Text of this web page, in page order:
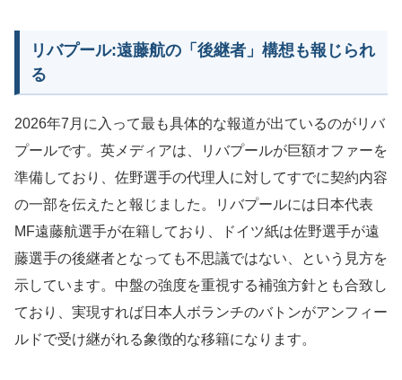
リバプール:遠藤航の「後継者」構想も報じられ
る
2026年7月に入って最も具体的な報道が出ているのがリバ
プールです。英メディアは、リバプールが巨額オファーを
準備しており、佐野選手の代理人に対してすでに契約内容
の一部を伝えたと報じました。リバプールには日本代表
MF遠藤航選手が在籍しており、ドイツ紙は佐野選手が遠
藤選手の後継者となっても不思議ではない、という見方を
示しています。中盤の強度を重視する補強方針とも合致し
ており、実現すれば日本人ボランチのバトンがアンフィー
ルドで受け継がれる象徴的な移籍になります。